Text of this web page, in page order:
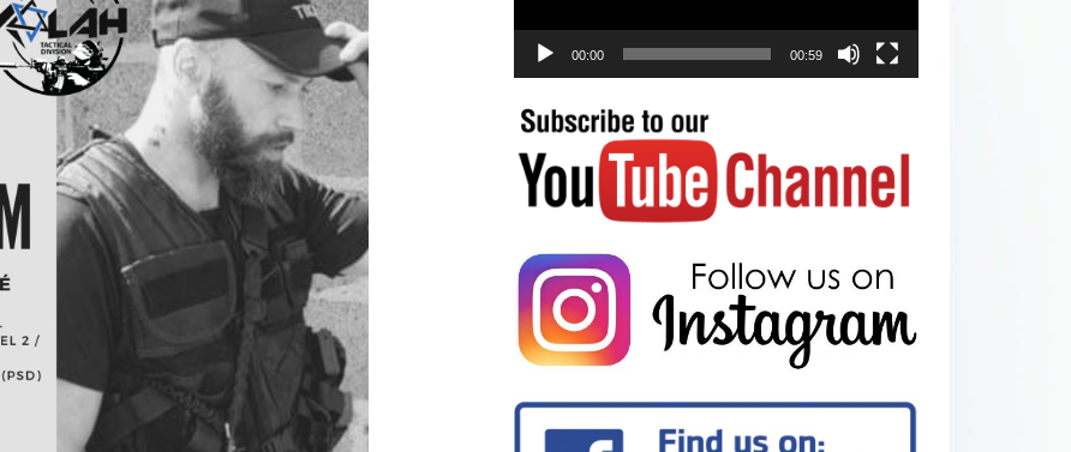
00:00 00:59